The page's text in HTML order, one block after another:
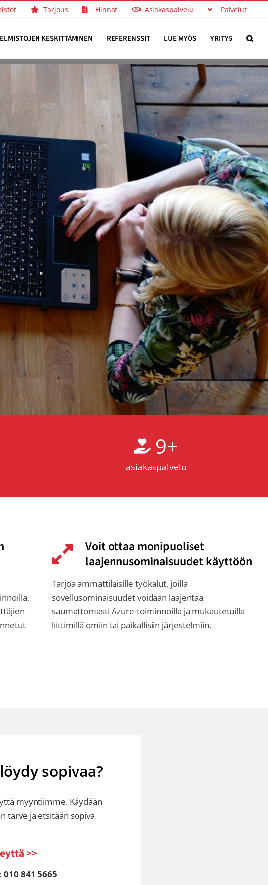
Tarjous Hinnat Asiakaspalvelu Palvelut
KESKITTÄMINEN REFERENSSIT LUE MYÖS YRITYS
9+
asiakaspalvelu
Voit ottaa monipuoliset
laajennusominaisuudet käyttöön
Tarjoa ammattilaisille työkalut, joilla
sovellusominaisuudet voidaan laajentaa
saumattomasti Azure-toiminnoilla ja mukautetuilla
liittimillä omiin tai paikallisiin järjestelmiin.
sopivaa?
myyntiimme. Käydään
tarve ja etsitään sopiva
>>
841 5665